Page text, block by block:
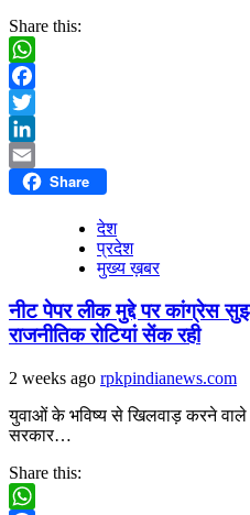
Share this:
WhatsApp
Facebook
Twitter
LinkedIn
Email Share
देश
प्रदेश
मुख्य ख़बर
नीट पेपर लीक मुद्दे पर कांग्रेस
राजनीतिक रोटियां सेंक रही
2 weeks ago rpkpindianews.com
युवाओं के भविष्य से खिलवाड़ करने वाले
सरकार…
Share this: